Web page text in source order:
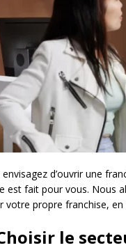
envisagez d’ouvrir une
est fait pour vous. Nous
votre propre franchise,
le